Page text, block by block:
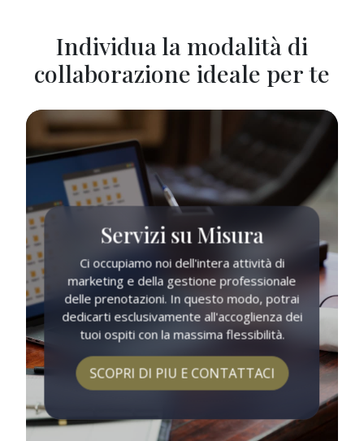
Individua la modalità di
collaborazione ideale per te
Servizi su Misura
Ci occupiamo noi dell'intera attività di
marketing e della gestione professionale
delle prenotazioni. In questo modo, potrai
dedicarti esclusivamente all'accoglienza dei
tuoi ospiti con la massima flessibilità.
SCOPRI DI PIU E CONTATTACI